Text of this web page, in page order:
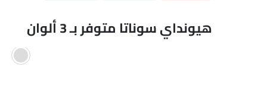
هيونداي سوناتا متوفر بـ 3 ألوان